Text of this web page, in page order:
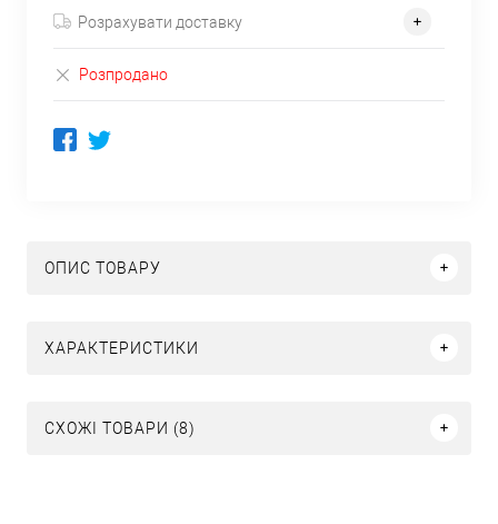
Розрахувати доставку
Розпродано
ОПИС ТОВАРУ
ХАРАКТЕРИСТИКИ
СХОЖІ ТОВАРИ (8)